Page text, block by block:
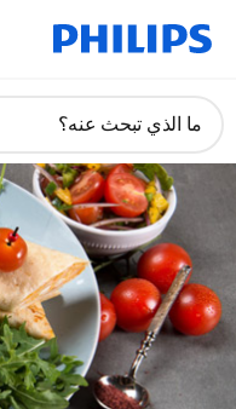
دعم
ما الذي تبحث عنه؟